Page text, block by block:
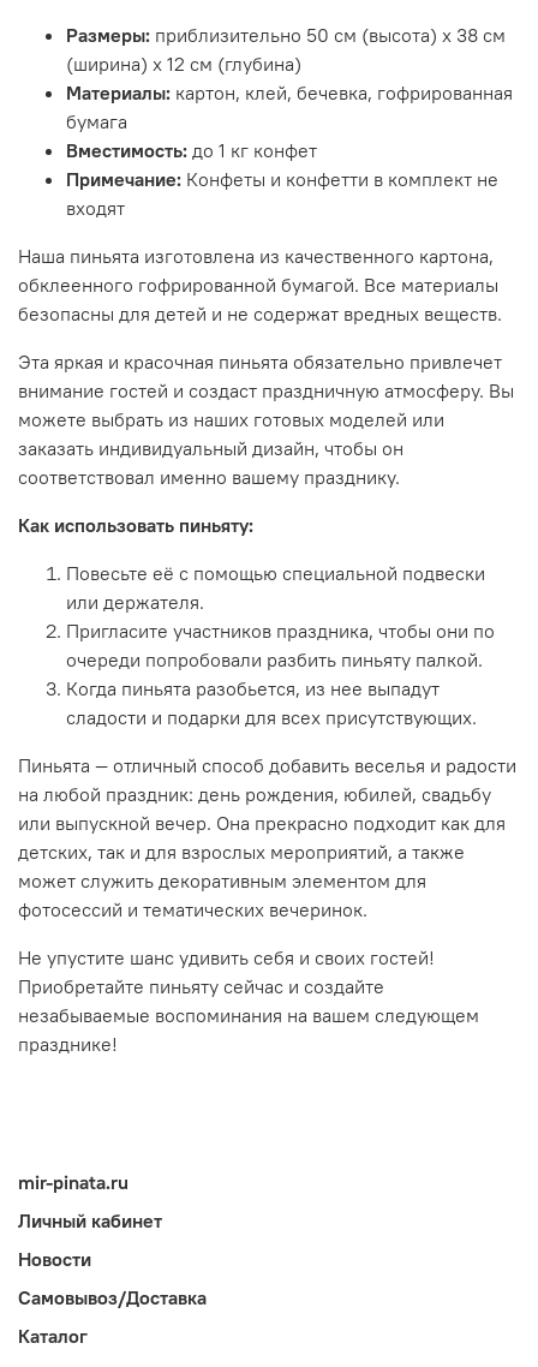
Размеры: приблизительно 50 см (высота) x 38 см
(ширина) x 12 см (глубина)
Материалы: картон, клей, бечевка, гофрированная
бумага
Вместимость: до 1 кг конфет
Примечание: Конфеты и конфетти в комплект не
входят
Наша пиньята изготовлена из качественного картона,
обклеенного гофрированной бумагой. Все материалы
безопасны для детей и не содержат вредных веществ.
Эта яркая и красочная пиньята обязательно привлечет
внимание гостей и создаст праздничную атмосферу. Вы
можете выбрать из наших готовых моделей или
заказать индивидуальный дизайн, чтобы он
соответствовал именно вашему празднику.
Как использовать пиньяту:
Повесьте её с помощью специальной подвески
или держателя.
Пригласите участников праздника, чтобы они по
очереди попробовали разбить пиньяту палкой.
Когда пиньята разобьется, из нее выпадут
сладости и подарки для всех присутствующих.
Пиньята — отличный способ добавить веселья и радости
на любой праздник: день рождения, юбилей, свадьбу
или выпускной вечер. Она прекрасно подходит как для
детских, так и для взрослых мероприятий, а также
может служить декоративным элементом для
фотосессий и тематических вечеринок.
Не упустите шанс удивить себя и своих гостей!
Приобретайте пиньяту сейчас и создайте
незабываемые воспоминания на вашем следующем
празднике!
mir-pinata.ru
Личный кабинет
Новости
Самовывоз/Доставка
Каталог